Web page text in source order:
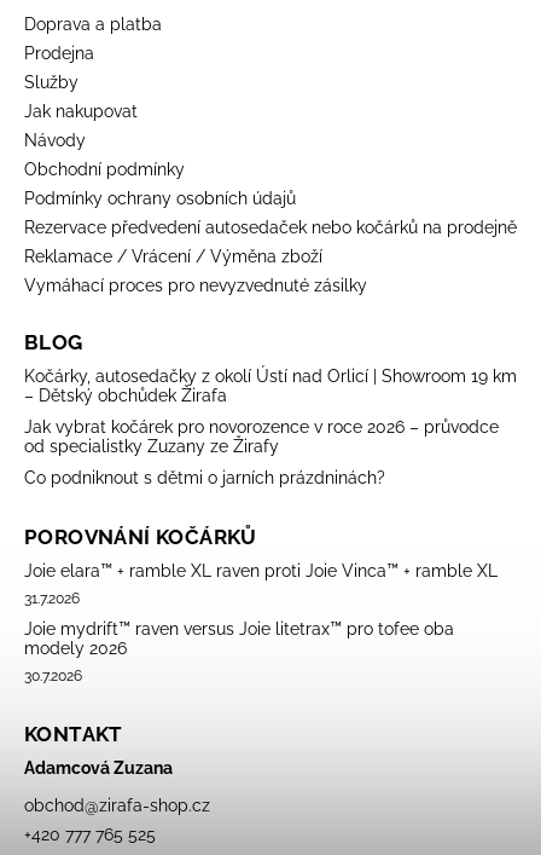
Doprava a platba
Prodejna
Služby
Jak nakupovat
Návody
Obchodní podmínky
Podmínky ochrany osobních údajů
Rezervace předvedení autosedaček nebo kočárků na prodejně
Reklamace / Vrácení / Výměna zboží
Vymáhací proces pro nevyzvednuté zásilky
BLOG
Kočárky, autosedačky z okolí Ústí nad Orlicí | Showroom 19 km
– Dětský obchůdek Žirafa
Jak vybrat kočárek pro novorozence v roce 2026 – průvodce
od specialistky Zuzany ze Žirafy
Co podniknout s dětmi o jarních prázdninách?
POROVNÁNÍ KOČÁRKŮ
Joie elara™ + ramble XL raven proti Joie Vinca™ + ramble XL
31.7.2026
Joie mydrift™ raven versus Joie litetrax™ pro tofee oba
modely 2026
30.7.2026
KONTAKT
Adamcová Zuzana
obchod@zirafa-shop.cz
+420 777 765 525